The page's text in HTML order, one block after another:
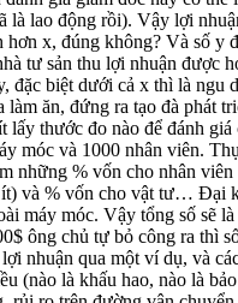
là lao động rồi). Vậy lợi
hơn x, đúng không? Và số y
tư sản thu lợi nhuận được
đặc biệt dưới cả x thì là ngu
ăn, đứng ra tạo đà phát
lấy thước đo nào để đánh
móc và 1000 nhân viên.
những % vốn cho nhân
và % vốn cho vật tư… Đại
máy móc. Vậy tổng số sẽ
ông chủ tự bỏ công ra thì
nhuận qua một ví dụ, và
(nào là khấu hao, nào là